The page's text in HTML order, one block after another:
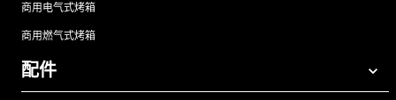
商用电气式烤箱
商用燃气式烤箱
配件